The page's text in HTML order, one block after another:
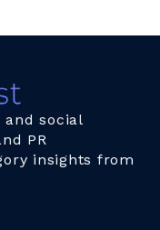
and social
PR
insights from